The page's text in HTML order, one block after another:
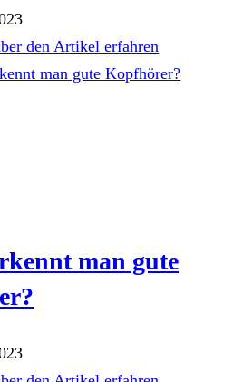
man gute